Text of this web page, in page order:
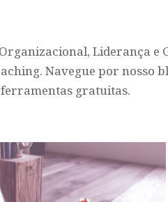
Liderança e
Navegue por nosso
ferramentas gratuitas.